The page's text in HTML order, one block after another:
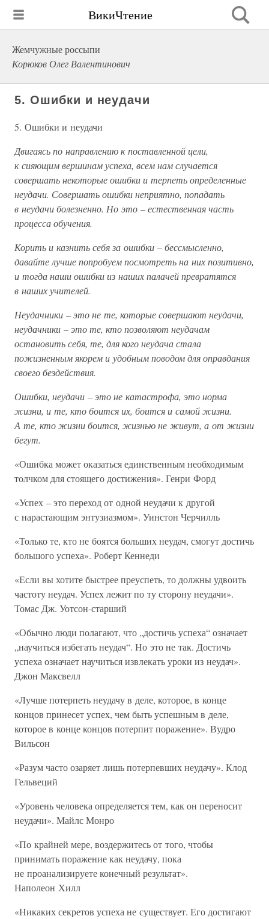
ВикиЧтение
Жемчужные россыпи
Корюков Олег Валентинович
5. Ошибки и неудачи
5. Ошибки и неудачи
Двигаясь по направлению к поставленной цели,
к сияющим вершинам успеха, всем нам случается
совершать некоторые ошибки и терпеть определенные
неудачи. Совершать ошибки неприятно, попадать
в неудачи болезненно. Но это – естественная часть
процесса обучения.
Корить и казнить себя за ошибки – бессмысленно,
давайте лучше попробуем посмотреть на них позитивно,
и тогда наши ошибки из наших палачей превратятся
в наших учителей.
Неудачники – это не те, которые совершают неудачи,
неудачники – это те, кто позволяют неудачам
остановить себя, те, для кого неудача стала
пожизненным якорем и удобным поводом для оправдания
своего бездействия.
Ошибки, неудачи – это не катастрофа, это норма
жизни, и те, кто боится их, боится и самой жизни.
А те, кто жизни боится, жизнью не живут, а от жизни
бегут.
«Ошибка может оказаться единственным необходимым
толчком для стоящего достижения». Генри Форд
«Успех – это переход от одной неудачи к другой
с нарастающим энтузиазмом». Уинстон Черчилль
«Только те, кто не боятся больших неудач, смогут достичь
большого успеха». Роберт Кеннеди
«Если вы хотите быстрее преуспеть, то должны удвоить
частоту неудач. Успех лежит по ту сторону неудачи».
Томас Дж. Уотсон-старший
«Обычно люди полагают, что „достичь успеха“ означает
„научиться избегать неудач“. Но это не так. Достичь
успеха означает научиться извлекать уроки из неудач».
Джон Максвелл
«Лучше потерпеть неудачу в деле, которое, в конце
концов принесет успех, чем быть успешным в деле,
которое в конце концов потерпит поражение». Вудро
Вильсон
«Разум часто озаряет лишь потерпевших неудачу». Клод
Гельвеций
«Уровень человека определяется тем, как он переносит
неудачи». Майлс Монро
«По крайней мере, воздержитесь от того, чтобы
принимать поражение как неудачу, пока
не проанализируете конечный результат».
Наполеон Хилл
«Никаких секретов успеха не существует. Его достигают